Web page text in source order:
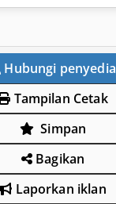
Hubungi penyedia
Tampilan Cetak
Simpan
Bagikan
Laporkan iklan